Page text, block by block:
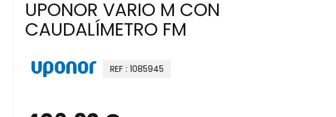
UPONOR VARIO M CON
CAUDALÍMETRO FM
REF : 1085945